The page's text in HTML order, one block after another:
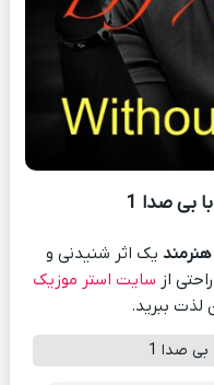
بی صدا 1
یک اثر شنیدنی و
از سایت استر موزیک
لذت ببرید.
صدا 1